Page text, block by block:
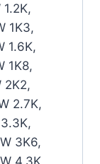
1K3,
1.6K,
1K8,
2K2,
2.7K,
3K6,
4.3K,